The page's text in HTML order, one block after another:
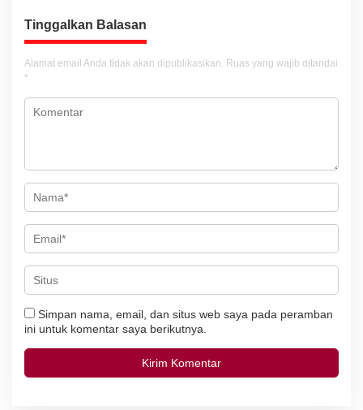
g
a
s
i
p
Tinggalkan Balasan
Alamat email Anda tidak akan dipublikasikan. Ruas yang wajib ditandai
*
Simpan nama, email, dan situs web saya pada peramban
ini untuk komentar saya berikutnya.